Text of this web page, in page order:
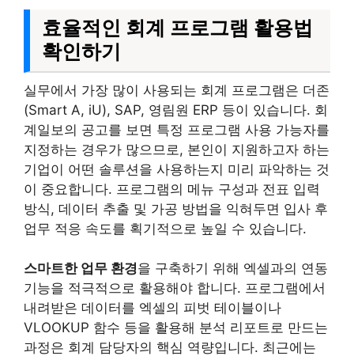
효율적인 회계 프로그램 활용법
확인하기
실무에서 가장 많이 사용되는 회계 프로그램은 더존
(Smart A, iU), SAP, 영림원 ERP 등이 있습니다. 회
계일보의 공고를 보면 특정 프로그램 사용 가능자를
지정하는 경우가 많으므로, 본인이 지원하고자 하는
기업이 어떤 솔루션을 사용하는지 미리 파악하는 것
이 중요합니다. 프로그램의 메뉴 구성과 전표 입력
방식, 데이터 추출 및 가공 방법을 익혀두면 입사 후
업무 적응 속도를 획기적으로 높일 수 있습니다.
스마트한 업무 환경을 구축하기 위해 엑셀과의 연동
기능을 적극적으로 활용해야 합니다. 프로그램에서
내려받은 데이터를 엑셀의 피벗 테이블이나
VLOOKUP 함수 등을 활용해 분석 리포트로 만드는
과정은 회계 담당자의 핵심 역량입니다. 최근에는